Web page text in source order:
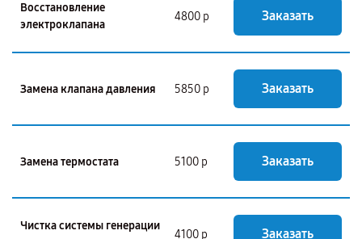
Восстановление
электроклапана
4800 р Заказать
Замена клапана давления 5850 р Заказать
Замена термостата 5100 р Заказать
Чистка системы генерации
4100 р Заказать